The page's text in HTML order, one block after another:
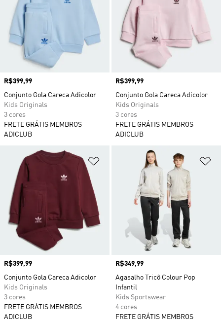
Preço
R$399,99
Conjunto Gola Careca Adicolor
Kids Originals
3 cores
FRETE GRÁTIS MEMBROS
ADICLUB
Preço
R$399,99
Conjunto Gola Careca Adicolor
Kids Originals
3 cores
FRETE GRÁTIS MEMBROS
ADICLUB
Adicionar à Lista de Desejos
Preço
R$399,99
Conjunto Gola Careca Adicolor
Kids Originals
3 cores
FRETE GRÁTIS MEMBROS
ADICLUB
Preço
R$349,99
Agasalho Tricô Colour Pop
Infantil
Kids Sportswear
4 cores
FRETE GRÁTIS MEMBROS